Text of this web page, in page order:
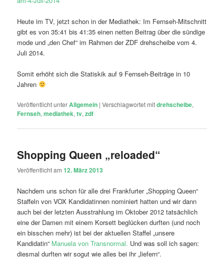
Heute im TV, jetzt schon in der Mediathek: Im Fernseh-Mitschnitt
gibt es von 35:41 bis 41:35 einen netten Beitrag über die sündige
mode und „den Chef“ im Rahmen der ZDF drehscheibe vom 4.
Juli 2014.
Somit erhöht sich die Statiskik auf 9 Fernseh-Beiträge in 10
Jahren
Veröffentlicht unterAllgemein |Verschlagwortet mitdrehscheibe,
Fernseh,mediathek,tv,zdf
Shopping Queen „reloaded“
Veröffentlicht am12. März 2013
Nachdem uns schon für alle drei Frankfurter „Shopping Queen“
Staffeln von VOX Kandidatinnen nominiert hatten und wir dann
auch bei der letzten Ausstrahlung im Oktober 2012 tatsächlich
eine der Damen mit einem Korsett beglücken durften (und noch
ein bisschen mehr) ist bei der aktuellen Staffel „unsere
Kandidatin“ Manuela von Transnormal. Und was soll ich sagen:
diesmal durften wir sogut wie alles bei ihr „liefern“.